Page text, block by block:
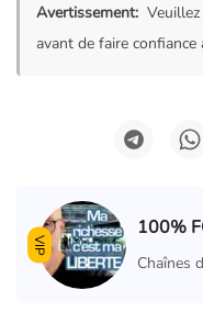
Avertissement:
avant de faire confiance
VIP
100%
Chaînes